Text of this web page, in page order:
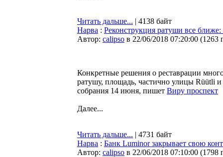
Читать дальше... | 4138 байт
Нарва : Реконструкция ратуши все
Автор: calipso в 22/06/2018 07:20:00 (1263
Конкретные решения о реставрации
ратушу, площадь, частично улицы Rüütli
собрания 14 июня, пишет Виру проспект
Далее...
Читать дальше... | 4731 байт
Нарва : Банк Luminor закрывает свою
Автор: calipso в 22/06/2018 07:10:00 (1798